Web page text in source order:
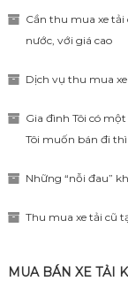
Cần thu mua xe tải
nước, với giá cao
Dịch vụ thu mua
Gia đình Tôi có
Tôi muốn bán đi
Những “nỗi đau”
Thu mua xe tải cũ
MUA BÁN XE TẢI